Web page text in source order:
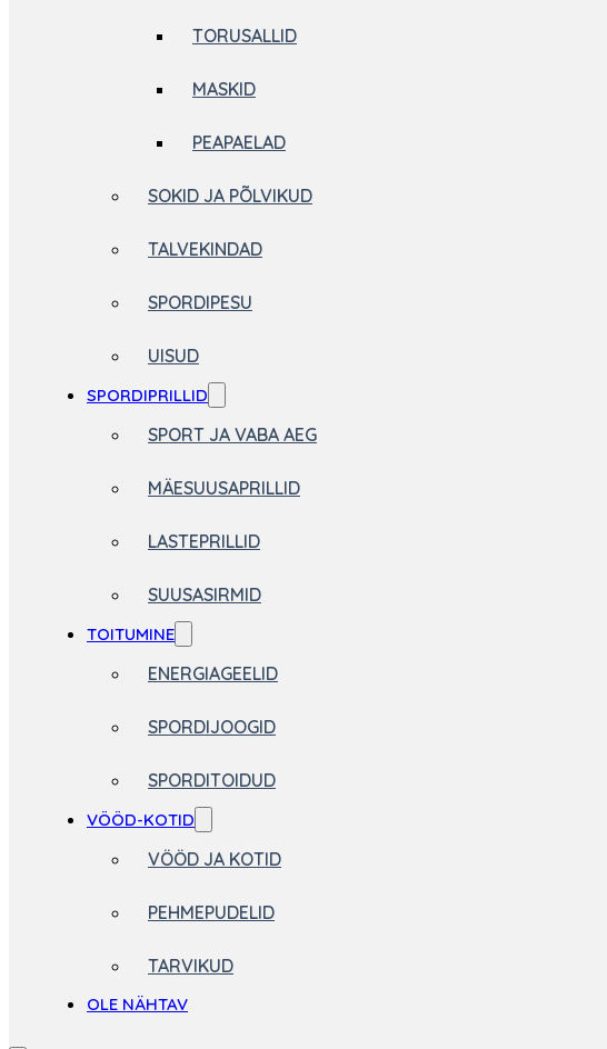
TORUSALLID
MASKID
PEAPAELAD
SOKID JA PÕLVIKUD
TALVEKINDAD
SPORDIPESU
UISUD
SPORDIPRILLID
SPORT JA VABA AEG
MÄESUUSAPRILLID
LASTEPRILLID
SUUSASIRMID
TOITUMINE
ENERGIAGEELID
SPORDIJOOGID
SPORDITOIDUD
VÖÖD-KOTID
VÖÖD JA KOTID
PEHMEPUDELID
TARVIKUD
OLE NÄHTAV